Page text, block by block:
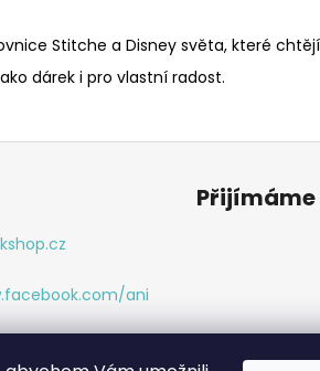
Stitche a Disney světa, které
dárek i pro vlastní radost.
ani